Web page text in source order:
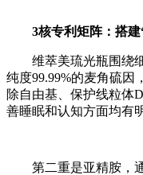
3核专利矩阵：搭
维萃美琉光瓶围绕
纯度99.99%的麦角硫因
除自由基、保护线粒体
善睡眠和认知方面均有
第二重是亚精胺，